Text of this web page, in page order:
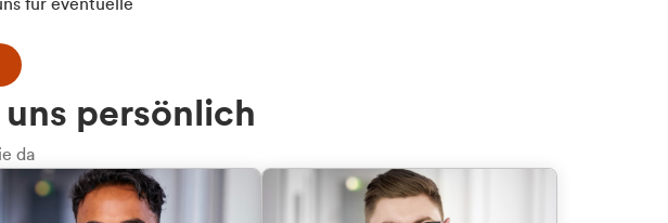
für eventuelle
persönlich
da